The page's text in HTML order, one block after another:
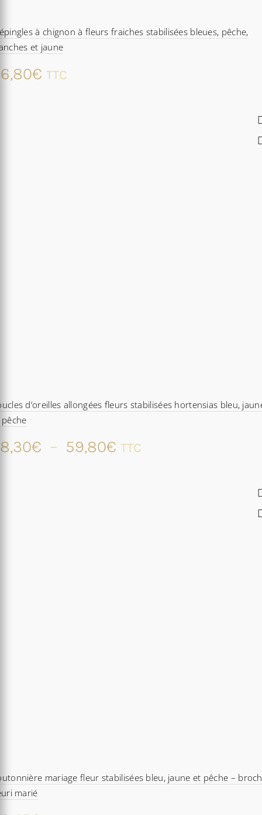
à chignon à fleurs fraiches stabilisées bleues, pêche,
et jaune
€ TTC
d’oreilles allongées fleurs stabilisées hortensias bleu,
€ – 59,80€ Plage
TTC
mariage fleur stabilisées bleu, jaune et pêche –
marié